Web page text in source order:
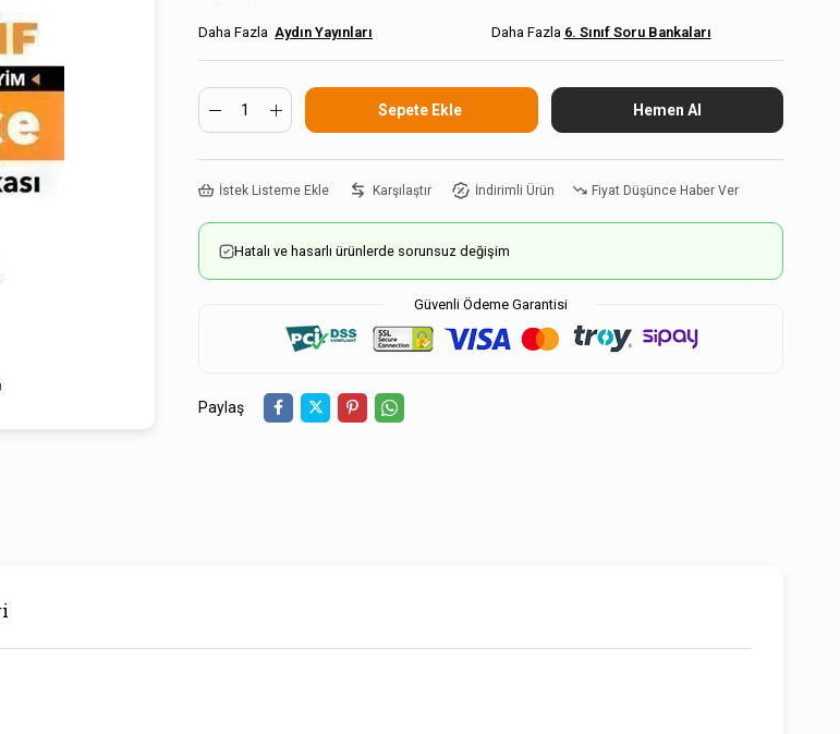
Aydın Yayınları 6. Sınıf Soru Bankaları
İstek Listeme Ekle Karşılaştır İndirimli Ürün Fiyat Düşünce Haber Ver
Hatalı ve hasarlı ürünlerde sorunsuz değişim
Güvenli Ödeme Garantisi
Paylaş